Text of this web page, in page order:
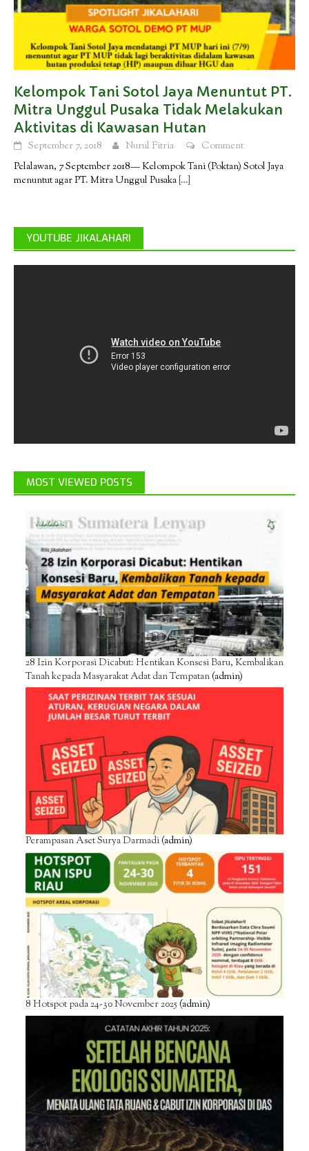
Kelompok Tani Sotol Jaya Menuntut PT.
Mitra Unggul Pusaka Tidak Melakukan
Aktivitas di Kawasan Hutan
September 7, 2018 Nurul Fitria
Comment
Pelalawan, 7 September 2018— Kelompok Tani (Poktan) Sotol Jaya
menuntut agar PT. Mitra Unggul Pusaka […]
YOUTUBE JIKALAHARI
MOST VIEWED POSTS
28 Izin Korporasi Dicabut: Hentikan Konsesi Baru, Kembalikan
Tanah kepada Masyarakat Adat dan Tempatan(admin)
Perampasan Aset Surya Darmadi(admin)
8 Hotspot pada 24-30 November 2025(admin)